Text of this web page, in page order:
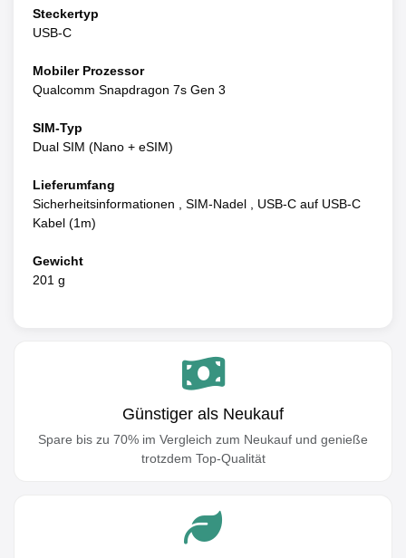
Steckertyp
USB-C
Mobiler Prozessor
Qualcomm Snapdragon 7s Gen 3
SIM-Typ
Dual SIM (Nano + eSIM)
Lieferumfang
Sicherheitsinformationen , SIM-Nadel , USB-C auf USB-C
Kabel (1m)
Gewicht
201 g
Günstiger als Neukauf
Spare bis zu 70% im Vergleich zum Neukauf und genieße
trotzdem Top-Qualität